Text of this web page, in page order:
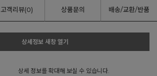
고객리뷰(0) 상품문의 배송/교환/반품
상세정보 새창 열기
상세 정보를 확대해 보실 수 있습니다.